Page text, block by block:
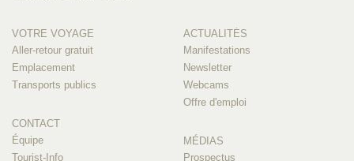
VOTRE VOYAGE
Aller-retour gratuit
Emplacement
Transports publics
CONTACT
Équipe
Tourist-Info
ACTUALITÉS
Manifestations
Newsletter
Webcams
Offre d'emploi
MÉDIAS
Prospectus